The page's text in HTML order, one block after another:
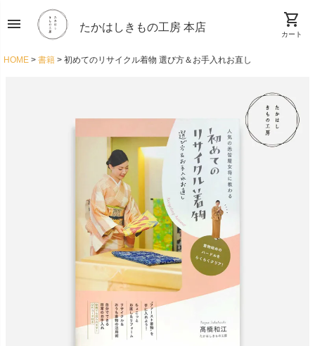
menu たかはしきもの工房 本店 shopping_cart
カート
HOME 書籍 初めてのリサイクル着物 選び方＆お手入れお直し